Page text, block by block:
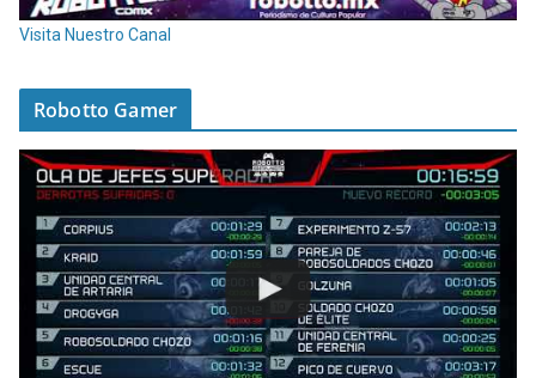
Visita Nuestro Canal
Robotto Gamer